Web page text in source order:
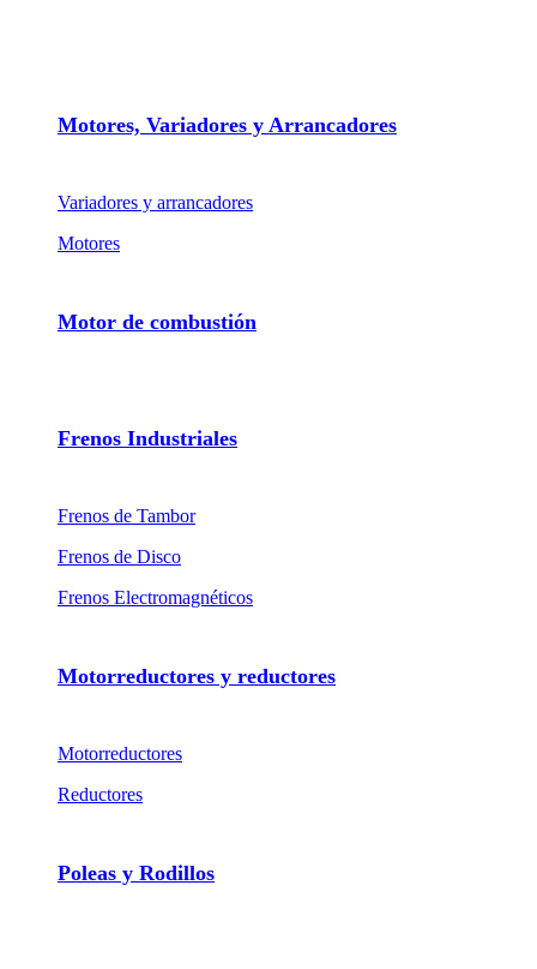
Motores, Variadores y Arrancadores
Variadores y arrancadores
Motores
Motor de combustión
Frenos Industriales
Frenos de Tambor
Frenos de Disco
Frenos Electromagnéticos
Motorreductores y reductores
Motorreductores
Reductores
Poleas y Rodillos